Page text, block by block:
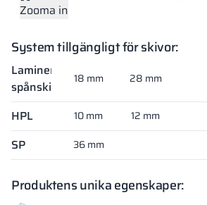
Zooma in
Zooma in
Zooma in
Zooma in
Zooma in
Zooma in
System tillgängligt för skivor:
Laminerad
spånskiva
18 mm 28 mm
HPL 10 mm 12 mm
SP 36 mm
Produktens unika egenskaper: